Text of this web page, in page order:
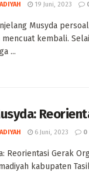
19 Juni, 2023
Musyda
mencuat kembali.
...
6 Juni, 2023 0
Reorientasi Gerak
kabupaten